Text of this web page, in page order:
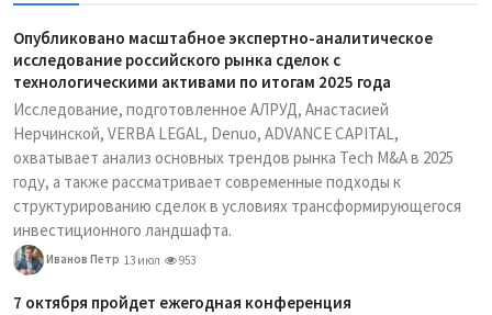
Опубликовано масштабное экспертно-аналитическое
исследование российского рынка сделок с
технологическими активами по итогам 2025 года
Исследование, подготовленное АЛРУД, Анастасией
Нерчинской, VERBA LEGAL, Denuo, ADVANCE CAPITAL,
охватывает анализ основных трендов рынка Tech M&A в 2025
году, а также рассматривает современные подходы к
структурированию сделок в условиях трансформирующегося
инвестиционного ландшафта.
Иванов Петр 13 июл 953
7 октября пройдет ежегодная конференция